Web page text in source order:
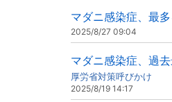
マダニ感染症、最
2025/8/27 09:04
マダニ感染症、過
厚労省対策呼びかけ
2025/8/19 14:17